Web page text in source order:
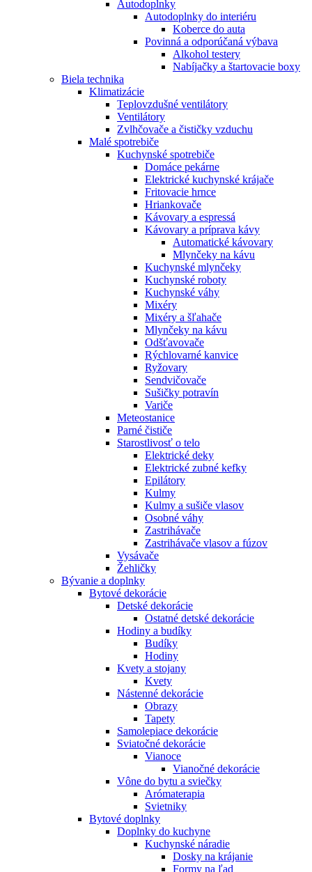
Autodoplnky
Autodoplnky do interiéru
Koberce do auta
Povinná a odporúčaná výbava
Alkohol testery
Nabíjačky a štartovacie boxy
Biela technika
Klimatizácie
Teplovzdušné ventilátory
Ventilátory
Zvlhčovače a čističky vzduchu
Malé spotrebiče
Kuchynské spotrebiče
Domáce pekárne
Elektrické kuchynské krájače
Fritovacie hrnce
Hriankovače
Kávovary a espressá
Kávovary a príprava kávy
Automatické kávovary
Mlynčeky na kávu
Kuchynské mlynčeky
Kuchynské roboty
Kuchynské váhy
Mixéry
Mixéry a šľahače
Mlynčeky na kávu
Odšťavovače
Rýchlovarné kanvice
Ryžovary
Sendvičovače
Sušičky potravín
Variče
Meteostanice
Parné čističe
Starostlivosť o telo
Elektrické deky
Elektrické zubné kefky
Epilátory
Kulmy
Kulmy a sušiče vlasov
Osobné váhy
Zastrihávače
Zastrihávače vlasov a fúzov
Vysávače
Žehličky
Bývanie a doplnky
Bytové dekorácie
Detské dekorácie
Ostatné detské dekorácie
Hodiny a budíky
Budíky
Hodiny
Kvety a stojany
Kvety
Nástenné dekorácie
Obrazy
Tapety
Samolepiace dekorácie
Sviatočné dekorácie
Vianoce
Vianočné dekorácie
Vône do bytu a sviečky
Arómaterapia
Svietniky
Bytové doplnky
Doplnky do kuchyne
Kuchynské náradie
Dosky na krájanie
Formy na ľad